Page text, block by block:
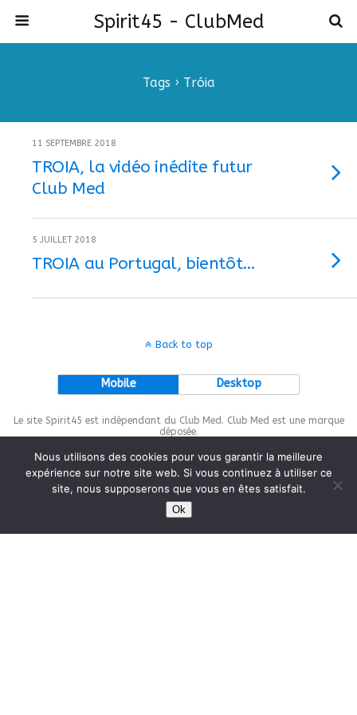
Spirit45 - ClubMed
Tags › Tróia
11 SEPTEMBRE 2018
TROIA, la vidéo inédite futur
Club Med
5 JUILLET 2018
TROIA au Portugal, bientôt…
Back to top
Mobile Desktop
Le site Spirit45 est indépendant du Club Med. Club Med est une marque
déposée.
This site is protected bywp-copyrightpro.com
Nous utilisons des cookies pour vous garantir la meilleure
expérience sur notre site web. Si vous continuez à utiliser ce
site, nous supposerons que vous en êtes satisfait.
Ok